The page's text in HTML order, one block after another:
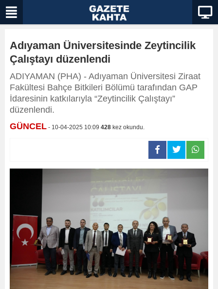
Adıyaman Üniversitesinde Zeytincilik
Çalıştayı düzenlendi
ADIYAMAN (PHA) - Adıyaman Üniversitesi Ziraat
Fakültesi Bahçe Bitkileri Bölümü tarafından GAP
İdaresinin katkılarıyla “Zeytincilik Çalıştayı”
düzenlendi.
GÜNCEL - 10-04-2025 10:09 428 kez okundu.